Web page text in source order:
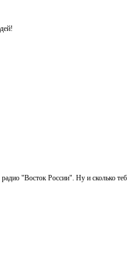
"Восток России". Ну и сколько